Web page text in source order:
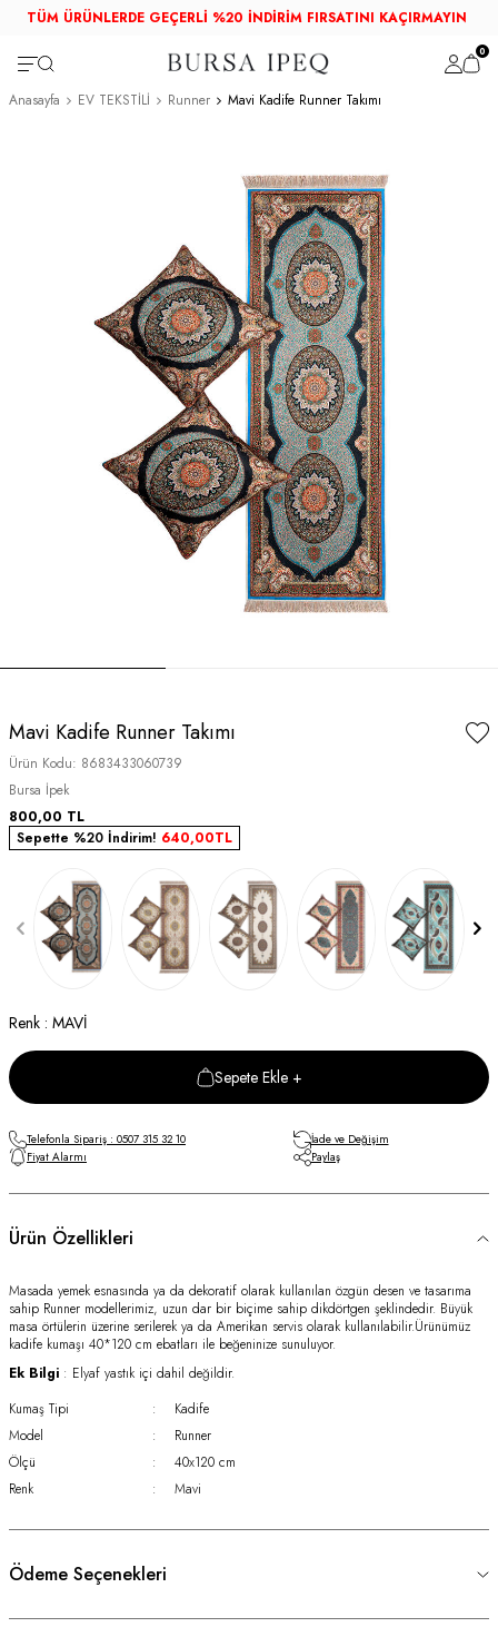
TÜM ÜRÜNLERDE GEÇERLİ %20 İNDİRİM FIRSATINI KAÇIRMAYIN
0
Anasayfa EV TEKSTİLİ Runner Mavi Kadife Runner Takımı
Mavi Kadife Runner Takımı
Ürün Kodu: 8683433060739
Bursa İpek
800,00 TL
Sepette %20 İndirim! 640,00TL
Renk : MAVİ
Sepete Ekle +
Telefonla Sipariş : 0507 315 32 10
İade ve Değişim
Fiyat Alarmı
Paylaş
Ürün Özellikleri
Masada yemek esnasında ya da dekoratif olarak kullanılan özgün desen ve tasarıma
sahip Runner modellerimiz, uzun dar bir biçime sahip dikdörtgen şeklindedir. Büyük
masa örtülerin üzerine serilerek ya da Amerikan servis olarak kullanılabilir.Ürünümüz
kadife kumaşı 40*120 cm ebatları ile beğeninize sunuluyor.
Ek Bilgi : Elyaf yastık içi dahil değildir.
Kumaş Tipi
:
Kadife
Model
:
Runner
Ölçü
:
40x120 cm
Renk
: Mavi
Ödeme Seçenekleri